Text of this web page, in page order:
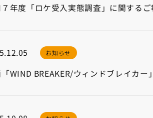
年度「ロケ受入実態調査」に関するご
お知らせ
WIND BREAKER/ウィンドブレイカ